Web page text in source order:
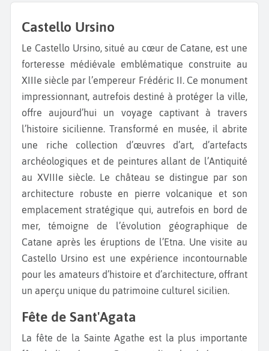
Castello Ursino
Le Castello Ursino, situé au cœur de Catane, est une
forteresse médiévale emblématique construite au
XIIIe siècle par l’empereur Frédéric II. Ce monument
impressionnant, autrefois destiné à protéger la ville,
offre aujourd’hui un voyage captivant à travers
l’histoire sicilienne. Transformé en musée, il abrite
une riche collection d’œuvres d’art, d’artefacts
archéologiques et de peintures allant de l’Antiquité
au XVIIIe siècle. Le château se distingue par son
architecture robuste en pierre volcanique et son
emplacement stratégique qui, autrefois en bord de
mer, témoigne de l’évolution géographique de
Catane après les éruptions de l’Etna. Une visite au
Castello Ursino est une expérience incontournable
pour les amateurs d’histoire et d’architecture, offrant
un aperçu unique du patrimoine culturel sicilien.
Fête de Sant'Agata
La fête de la Sainte Agathe est la plus importante